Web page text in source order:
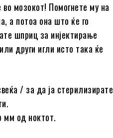
мозокот! Помогнете му на
а потоа она што ќе го
шприц за инјектирање
други игли исто така ќе
/ за да ја стерилизирате
мм од ноктот.